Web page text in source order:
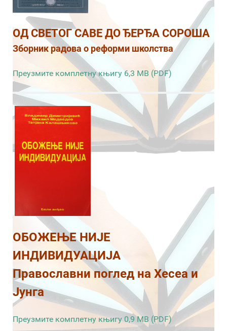
ОД СВЕТОГ САВЕ ДО ЂЕРЂА СОРОША
Зборник радова о реформи школства
Преузмите комплетну књигу 6,3 MB (PDF)
ОБОЖЕЊЕ НИЈЕ
ИНДИВИДУАЦИЈА
Православни поглед на Хесеа и
Јунга
Преузмите комплетну књигу 0,9 MB (PDF)